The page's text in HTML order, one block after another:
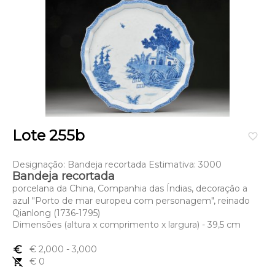
favorite_border
Lote 255b
Designação: Bandeja recortada Estimativa: 3000
Bandeja recortada
porcelana da China, Companhia das Índias, decoração a
azul "Porto de mar europeu com personagem", reinado
Qianlong (1736-1795)
Dimensões (altura x comprimento x largura) - 39,5 cm
euro_symbol € 2,000 - 3,000
remove_shopping_cart
€ 0